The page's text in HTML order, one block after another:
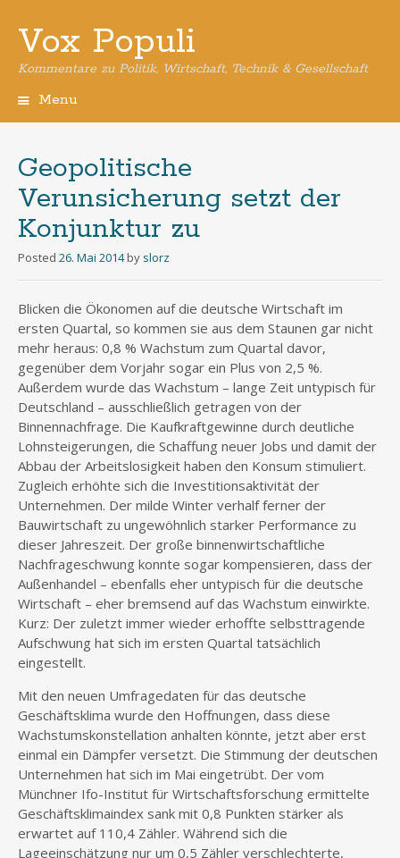
Vox Populi
Kommentare zu Politik, Wirtschaft, Technik & Gesellschaft
Menu
Geopolitische
Verunsicherung setzt der
Konjunktur zu
Posted 26. Mai 2014 by slorz
Blicken die Ökonomen auf die deutsche Wirtschaft im
ersten Quartal, so kommen sie aus dem Staunen gar nicht
mehr heraus: 0,8 % Wachstum zum Quartal davor,
gegenüber dem Vorjahr sogar ein Plus von 2,5 %.
Außerdem wurde das Wachstum – lange Zeit untypisch für
Deutschland – ausschließlich getragen von der
Binnennachfrage. Die Kaufkraftgewinne durch deutliche
Lohnsteigerungen, die Schaffung neuer Jobs und damit der
Abbau der Arbeitslosigkeit haben den Konsum stimuliert.
Zugleich erhöhte sich die Investitionsaktivität der
Unternehmen. Der milde Winter verhalf ferner der
Bauwirtschaft zu ungewöhnlich starker Performance zu
dieser Jahreszeit. Der große binnenwirtschaftliche
Nachfrageschwung konnte sogar kompensieren, dass der
Außenhandel – ebenfalls eher untypisch für die deutsche
Wirtschaft – eher bremsend auf das Wachstum einwirkte.
Kurz: Der zuletzt immer wieder erhoffte selbsttragende
Aufschwung hat sich im ersten Quartal tatsächlich
eingestellt.
Mit den neuen Umfragedaten für das deutsche
Geschäftsklima wurde den Hoffnungen, dass diese
Wachstumskonstellation anhalten könnte, jetzt aber erst
einmal ein Dämpfer versetzt. Die Stimmung der deutschen
Unternehmen hat sich im Mai eingetrübt. Der vom
Münchner Ifo-Institut für Wirtschaftsforschung ermittelte
Geschäftsklimaindex sank mit 0,8 Punkten stärker als
erwartet auf 110,4 Zähler. Während sich die
Lageeinschätzung nur um 0,5 Zähler verschlechterte,